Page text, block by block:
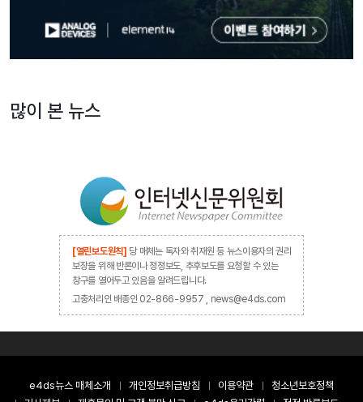
많이 본 뉴스
[열린보도원칙] 당 매체는 독자와 취재원 등 뉴스이용자의 권리
보장을 위해 반론이나 정정보도, 추후보도를 요청할 수 있는
창구를 열어두고 있음을 알려드립니다.
고충처리인 배종인 02-866-9957 , news@e4ds.com
e4ds뉴스 매체소개 개인정보취급방침 이용약관
청소년보호정책